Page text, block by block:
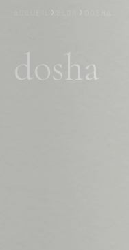
› ›
dosha